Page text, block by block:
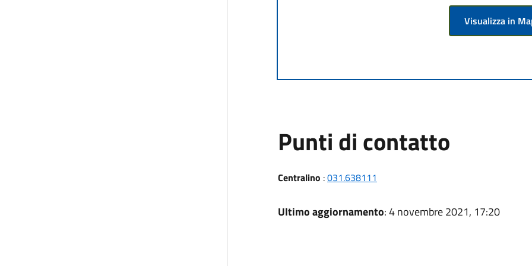
Visualizza in
Punti di contatto
Centralino :031.638111
Ultimo aggiornamento: 4 novembre 2021, 17:20